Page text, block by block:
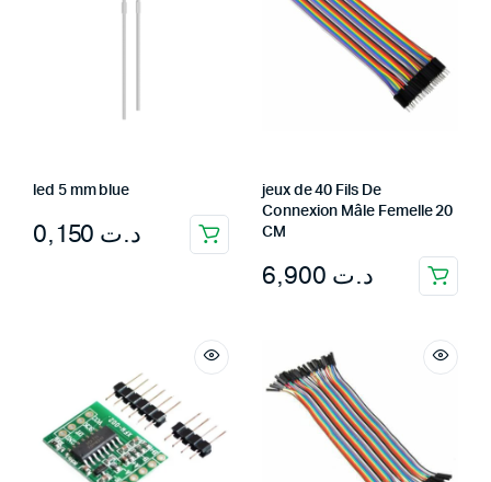
led 5 mm blue
د.ت
jeux de 40 Fils De
Connexion Mâle Femelle 20
CM
د.ت